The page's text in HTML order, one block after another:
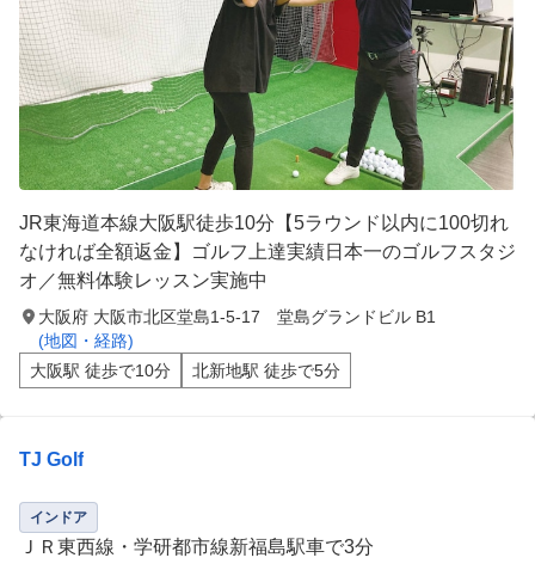
JR東海道本線大阪駅徒歩10分【5ラウンド以内に100切れ
なければ全額返金】ゴルフ上達実績日本一のゴルフスタジ
オ／無料体験レッスン実施中
大阪府 大阪市北区堂島1-5-17 堂島グランドビル B1
(地図・経路)
大阪駅 徒歩で10分
北新地駅 徒歩で5分
TJ Golf
インドア
ＪＲ東西線・学研都市線新福島駅車で3分